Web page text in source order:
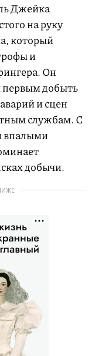
Джейка
на руку
который
и
Он
первым добыть
и сцен
службам. С
впалыми
добычи.